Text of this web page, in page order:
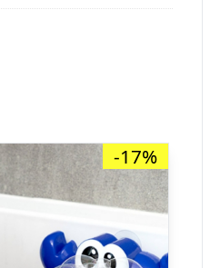
-17%